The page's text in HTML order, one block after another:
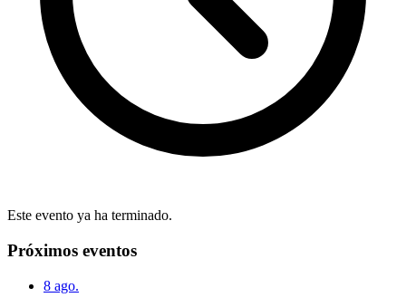
Este evento ya ha terminado.
Próximos eventos
8 ago.